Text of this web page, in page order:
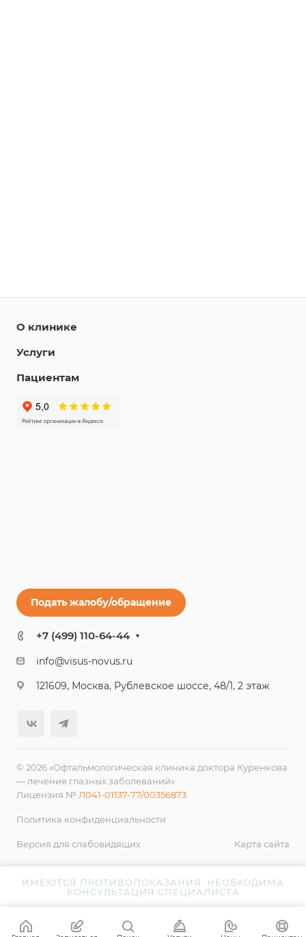
О клинике
Услуги
Пациентам
Подать жалобу/обращение
+7 (499) 110-64-44
info@visus-novus.ru
121609, Москва, Рублевское шоссе, 48/1, 2 этаж
© 2026 «Офтальмологическая клиника доктора Куренкова
— лечение глазных заболеваний»
Лицензия № Л041-01137-77/00356873
Политика конфиденциальности
Версия для слабовидящих Карта сайта
ИМЕЮТСЯ ПРОТИВОПОКАЗАНИЯ. НЕОБХОДИМА
КОНСУЛЬТАЦИЯ СПЕЦИАЛИСТА